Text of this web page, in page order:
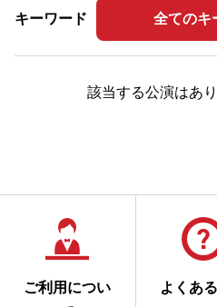
キーワード 全てのキ
該当する公演はあ
ご利用につい
よくあ